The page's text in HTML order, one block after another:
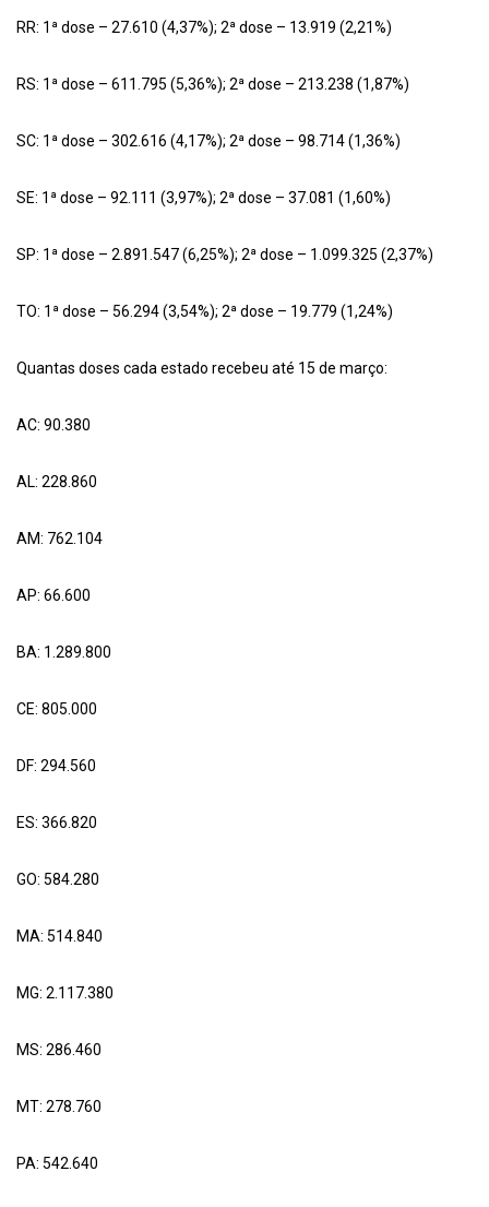
RR: 1ª dose – 27.610 (4,37%); 2ª dose – 13.919 (2,21%)
RS: 1ª dose – 611.795 (5,36%); 2ª dose – 213.238 (1,87%)
SC: 1ª dose – 302.616 (4,17%); 2ª dose – 98.714 (1,36%)
SE: 1ª dose – 92.111 (3,97%); 2ª dose – 37.081 (1,60%)
SP: 1ª dose – 2.891.547 (6,25%); 2ª dose – 1.099.325 (2,37%)
TO: 1ª dose – 56.294 (3,54%); 2ª dose – 19.779 (1,24%)
Quantas doses cada estado recebeu até 15 de março:
AC: 90.380
AL: 228.860
AM: 762.104
AP: 66.600
BA: 1.289.800
CE: 805.000
DF: 294.560
ES: 366.820
GO: 584.280
MA: 514.840
MG: 2.117.380
MS: 286.460
MT: 278.760
PA: 542.640